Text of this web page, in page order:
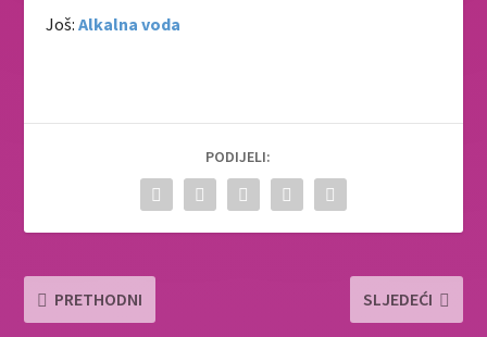
Još: Alkalna voda
PODIJELI:
PRETHODNI SLJEDEĆI